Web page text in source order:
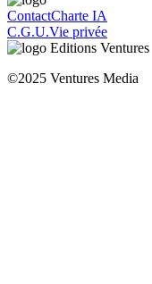
ContactCharte IA
C.G.U.Vie privée
©2025 Ventures Media